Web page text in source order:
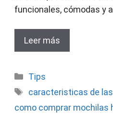
funcionales, cómodas y
Leer más
Categorías
Tips
Etiquetas
caracteristicas de
como comprar mochilas